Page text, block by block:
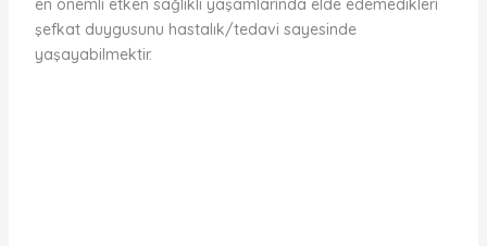
en önemli etken sağlıklı yaşamlarında elde edemedikleri
şefkat duygusunu hastalık/tedavi sayesinde
yaşayabilmektir.